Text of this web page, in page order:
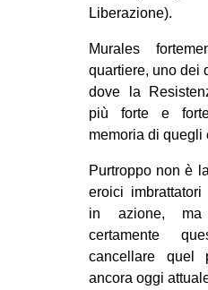
Liberazione).
Murales
quartiere, uno dei
dove la
più forte e
memoria di quegli
Purtroppo non è
eroici
in azione, ma
certamente
cancellare quel
ancora oggi